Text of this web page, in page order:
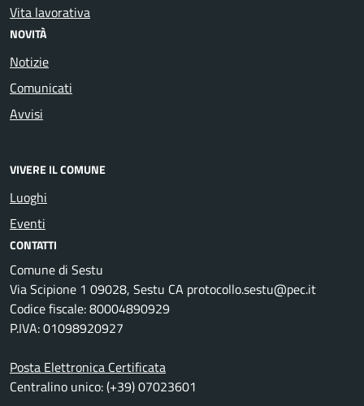
Vita lavorativa
NOVITÀ
Notizie
Comunicati
Avvisi
VIVERE IL COMUNE
Luoghi
Eventi
CONTATTI
Comune di Sestu
Via Scipione 1 09028, Sestu CA protocollo.sestu@pec.it
Codice fiscale: 80004890929
P.IVA: 01098920927
Posta Elettronica Certificata
Centralino unico: (+39) 07023601